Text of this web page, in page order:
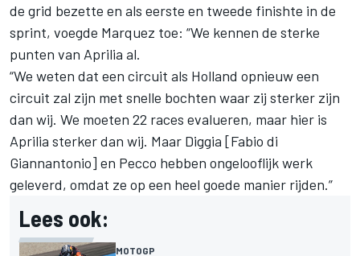
de grid bezette en als eerste en tweede finishte in de
sprint, voegde Marquez toe: “We kennen de sterke
punten van Aprilia al.
“We weten dat een circuit als Holland opnieuw een
circuit zal zijn met snelle bochten waar zij sterker zijn
dan wij. We moeten 22 races evalueren, maar hier is
Aprilia sterker dan wij. Maar Diggia [Fabio di
Giannantonio] en Pecco hebben ongelooflijk werk
geleverd, omdat ze op een heel goede manier rijden.”
Lees ook:
MOTOGP